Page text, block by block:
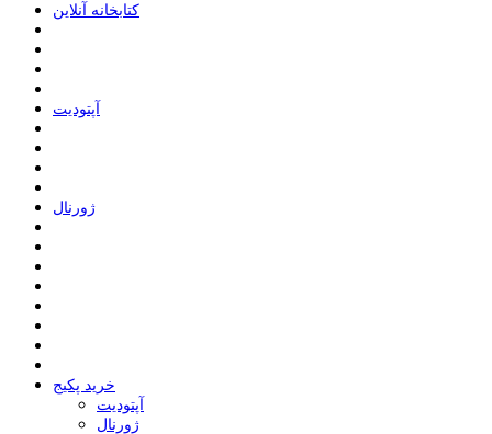
ﮐﺘﺎﺑﺨﺎﻧﻪ ﺁﻧﻼﯾﻦ
ﺁﭘﺘﻮﺩﯾﺖ
ﮊﻭﺭﻧﺎﻝ
خرید پکیج
ﺁﭘﺘﻮﺩﯾﺖ
ﮊﻭﺭﻧﺎﻝ